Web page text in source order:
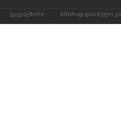
უკუკავშირი ხშირად დასმული